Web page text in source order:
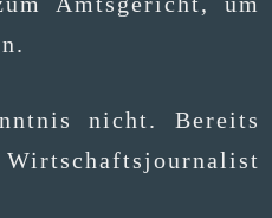
nicht. Bereits